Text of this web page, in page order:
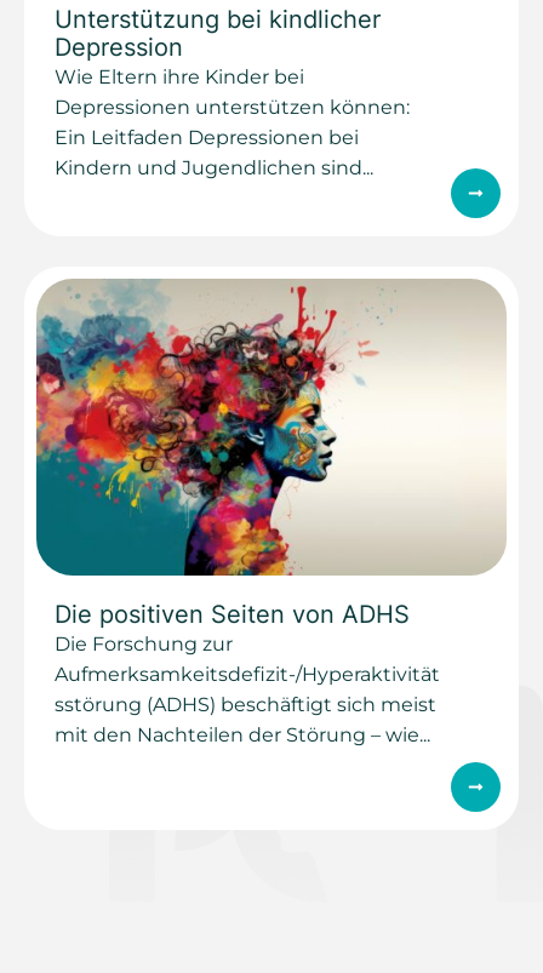
Unterstützung bei kindlicher
Depression
Wie Eltern ihre Kinder bei
Depressionen unterstützen können:
Ein Leitfaden Depressionen bei
Kindern und Jugendlichen sind...
Die positiven Seiten von ADHS
Die Forschung zur
Aufmerksamkeitsdefizit-/Hyperaktivität
sstörung (ADHS) beschäftigt sich meist
mit den Nachteilen der Störung – wie...